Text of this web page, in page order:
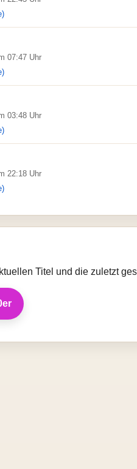
07:47 Uhr
03:48 Uhr
22:18 Uhr
Titel und die zuletzt